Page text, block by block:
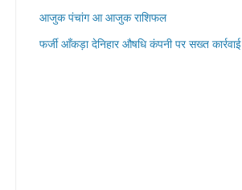
आजुक पंचांग आ आजुक राशिफल
फर्जी आँकड़ा देनिहार औषधि कंपनी पर सख्त कार्रवाई